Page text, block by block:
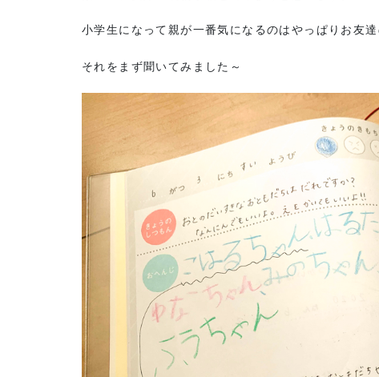
小学生になって親が一番気になるのはやっぱりお友
それをまず聞いてみました～